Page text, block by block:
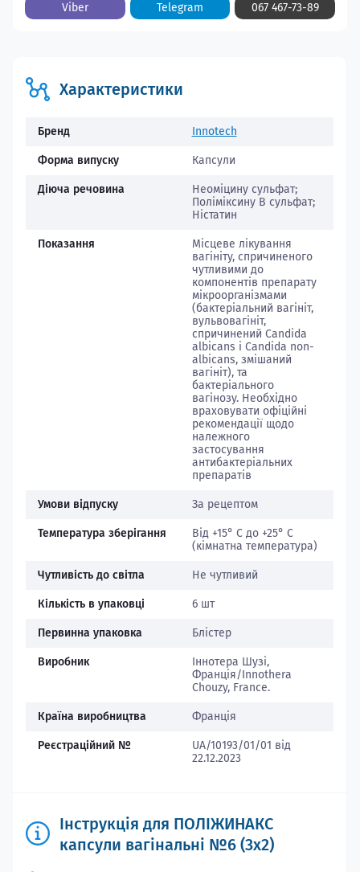
Viber Telegram 067 467-73-89
Характеристики
Бренд Innotech
Форма випуску Капсули
Діюча речовина
Неоміцину сульфат;
Поліміксину В сульфат;
Ністатин
Показання
Місцеве лікування
вагініту, спричиненого
чутливими до
компонентів препарату
мікроорганізмами
(бактеріальний вагініт,
вульвовагініт,
спричинений Candida
albicans і Candida non-
albicans, змішаний
вагініт), та
бактеріального
вагінозу. Необхідно
враховувати офіційні
рекомендації щодо
належного
застосування
антибактеріальних
препаратів
Умови відпуску За рецептом
Температура зберігання
Від +15° С до +25° С
(кімнатна температура)
Чутливість до світла Не чутливий
Кількість в упаковці 6 шт
Первинна упаковка Блістер
Виробник
Іннотера Шузі,
Франція/Innothera
Chouzy, France.
Країна виробництва Франція
Реєстраційний №
UA/10193/01/01 від
22.12.2023
Інструкція для ПОЛІЖИНАКС
капсули вагінальні №6 (3х2)